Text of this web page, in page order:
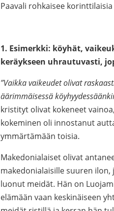
Paavali rohkaisee
1. Esimerkki: köyhät,
keräykseen uhrautuvasti,
”Vaikka vaikeudet olivat
äärimmäisessä
kristityt olivat kokeneet
kokeminen oli innostanut
ymmärtämään toisia.
Makedonialaiset olivat
makedonialaisille suuren ilon,
luonut meidät. Hän on
elämään vaan keskinäiseen